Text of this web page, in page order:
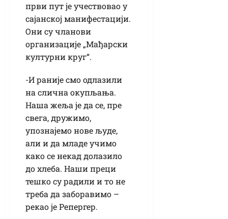
први пут је учествовао у
сајанској манифестацији.
Они су чланови
организације „Мађарски
културни круг“.
-И раније смо одлазили
на слична окупљања.
Наша жеља је да се, пре
свега, дружимо,
упознајемо нове људе,
али и да младе учимо
како се некад долазило
до хлеба. Наши преци
тешко су радили и то не
треба да заборавимо –
рекао је Репергер.